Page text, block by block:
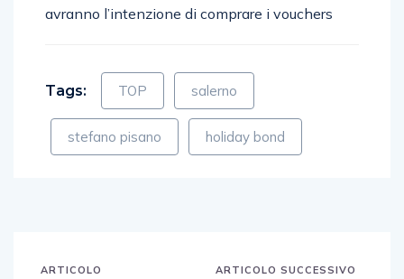
avranno l’intenzione di comprare i vouchers
Tags: TOP salerno
stefano pisano holiday bond
ARTICOLO
ARTICOLO SUCCESSIVO